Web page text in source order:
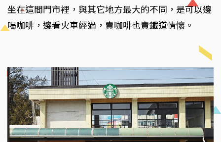
坐在這間門市裡，與其它地方最大的不同，是可以邊
喝咖啡，邊看火車經過，賣咖啡也賣鐵道情懷。